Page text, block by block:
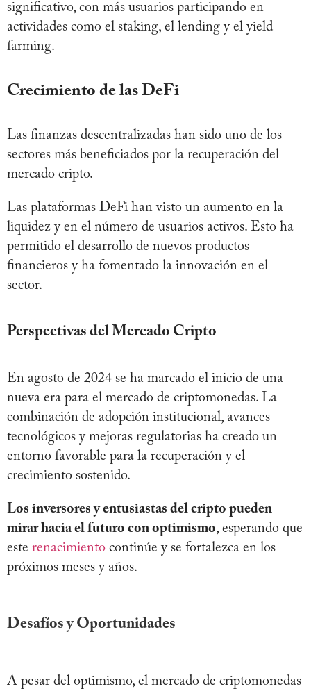
significativo, con más usuarios participando en
actividades como el staking, el lending y el yield
farming.
Crecimiento de las DeFi
Las finanzas descentralizadas han sido uno de los
sectores más beneficiados por la recuperación del
mercado cripto.
Las plataformas DeFi han visto un aumento en la
liquidez y en el número de usuarios activos. Esto ha
permitido el desarrollo de nuevos productos
financieros y ha fomentado la innovación en el
sector.
Perspectivas del Mercado Cripto
En agosto de 2024 se ha marcado el inicio de una
nueva era para el mercado de criptomonedas. La
combinación de adopción institucional, avances
tecnológicos y mejoras regulatorias ha creado un
entorno favorable para la recuperación y el
crecimiento sostenido.
Los inversores y entusiastas del cripto pueden
mirar hacia el futuro con optimismo, esperando que
este renacimiento continúe y se fortalezca en los
próximos meses y años.
Desafíos y Oportunidades
A pesar del optimismo, el mercado de criptomonedas